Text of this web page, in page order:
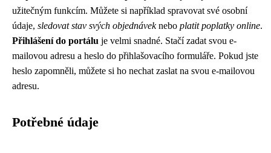
užitečným funkcím. Můžete si například spravovat své osobní
údaje, sledovat stav svých objednáveknebo platit poplatky online.
Přihlášení do portálu je velmi snadné. Stačí zadat svou e-
mailovou adresu a heslo do přihlašovacího formuláře. Pokud jste
heslo zapomněli, můžete si ho nechat zaslat na svou e-mailovou
adresu.
Potřebné údaje